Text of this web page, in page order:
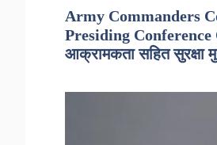
Army Commanders
Presiding Conference
आक्रामकता सहित सुरक्षा